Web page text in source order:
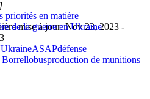
priorités en matière
de la guerre en Ukraine
mise à jour: Nov 23, 2023 -
ASAPdéfense
Borrellobusproduction de munitions